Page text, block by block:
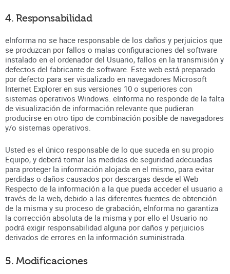
4. Responsabilidad
eInforma no se hace responsable de los daños y perjuicios que
se produzcan por fallos o malas configuraciones del software
instalado en el ordenador del Usuario, fallos en la transmisión y
defectos del fabricante de software. Este web está preparado
por defecto para ser visualizado en navegadores Microsoft
Internet Explorer en sus versiones 10 o superiores con
sistemas operativos Windows. eInforma no responde de la falta
de visualización de información relevante que pudieran
producirse en otro tipo de combinación posible de navegadores
y/o sistemas operativos.
Usted es el único responsable de lo que suceda en su propio
Equipo, y deberá tomar las medidas de seguridad adecuadas
para proteger la información alojada en el mismo, para evitar
perdidas o daños causados por descargas desde el Web
Respecto de la información a la que pueda acceder el usuario a
través de la web, debido a las diferentes fuentes de obtención
de la misma y su proceso de grabación, eInforma no garantiza
la corrección absoluta de la misma y por ello el Usuario no
podrá exigir responsabilidad alguna por daños y perjuicios
derivados de errores en la información suministrada.
5. Modificaciones